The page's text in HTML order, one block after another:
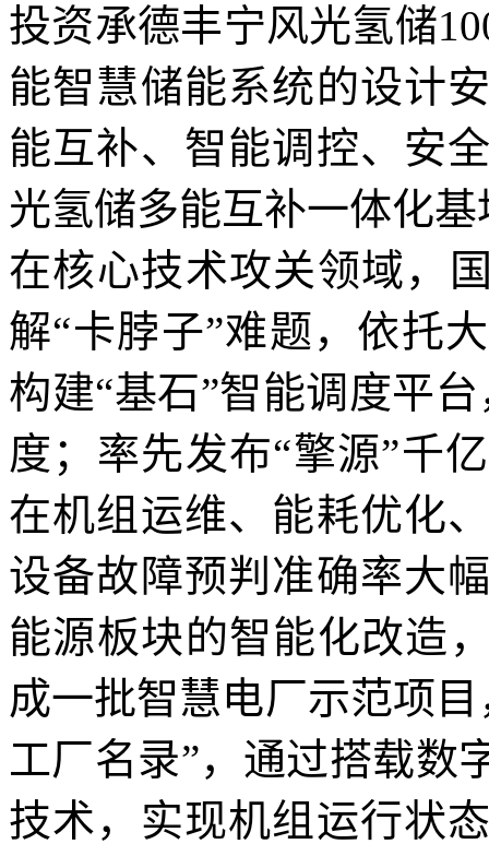
投资承德丰宁风光氢储
能智慧储能系统的设计
能互补、智能调控、安
光氢储多能互补一体化
在核心技术攻关领域，
解“卡脖子”难题，依托
构建“基石”智能调度平
度；率先发布“擎源”千
在机组运维、能耗优化
设备故障预判准确率大
能源板块的智能化改造
成一批智慧电厂示范项
工厂名录”，通过搭载数
技术，实现机组运行状